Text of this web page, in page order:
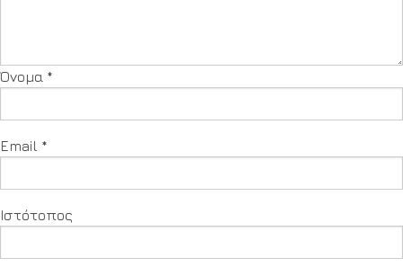
Όνομα *
Email *
Ιστότοπος